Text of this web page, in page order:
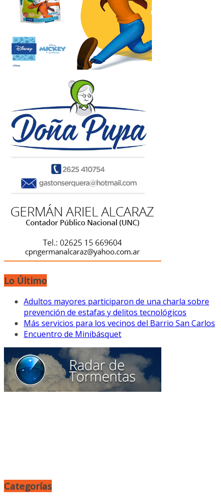
Lo Último
Adultos mayores participaron de una charla sobre
prevención de estafas y delitos tecnológicos
Más servicios para los vecinos del Barrio San Carlos
Encuentro de Minibásquet
Categorías